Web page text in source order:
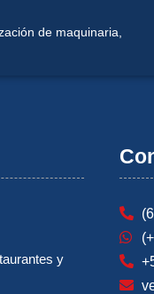
de maquinaria,
y